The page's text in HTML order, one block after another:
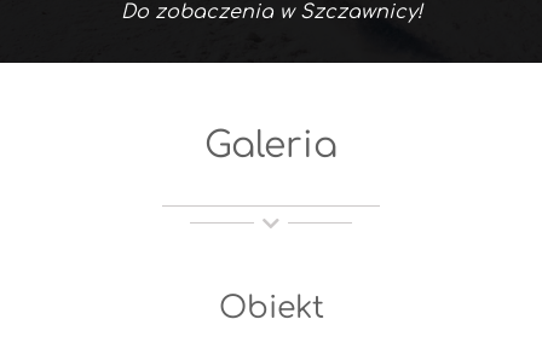
Do zobaczenia w Szczawnicy!
Galeria
Obiekt